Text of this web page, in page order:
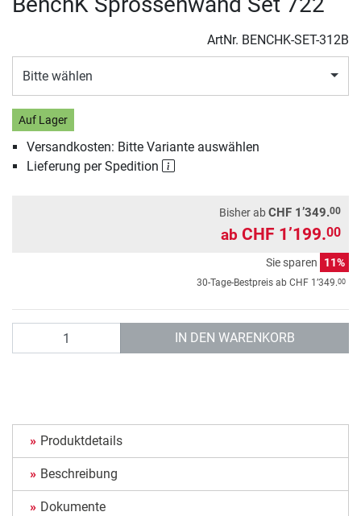
ArtNr. BENCHK-SET-312B
Bitte wählen
Auf Lager
Versandkosten: Bitte Variante auswählen
Lieferung per Spedition
Bisher abCHF 1’349.00
ab CHF 1’199.00
Sie sparen 11%
30-Tage-Bestpreis ab CHF 1’349.00
IN DEN WARENKORB
Produktdetails
Beschreibung
Dokumente